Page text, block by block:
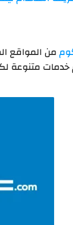
من المواقع
خدمات متنوعة